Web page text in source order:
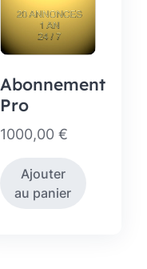
Abonnement
Pro
1000,00 €
Ajouter
au panier